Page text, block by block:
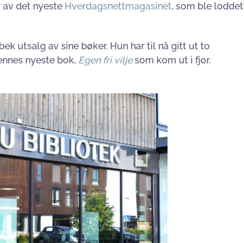
det nyeste Hverdagsnettmagasinet, som ble loddet
utsalg av sine bøker. Hun har til nå gitt ut to
nyeste bok, Egen fri viljesom kom ut i fjor.